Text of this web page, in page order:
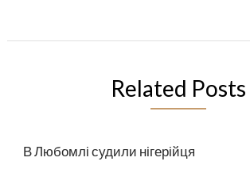
Related Posts
В Любомлі судили нігерійця